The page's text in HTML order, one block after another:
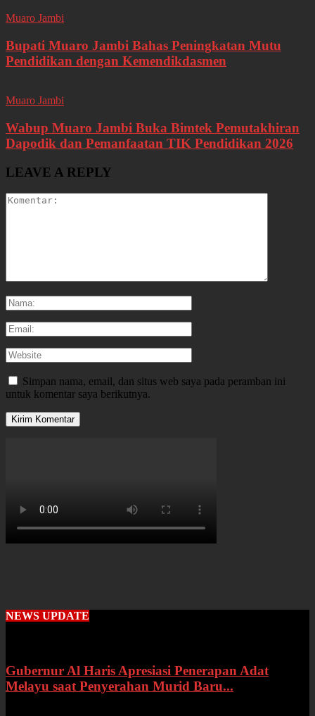
Muaro Jambi
Bupati Muaro Jambi Bahas Peningkatan Mutu
Pendidikan dengan Kemendikdasmen
Muaro Jambi
Wabup Muaro Jambi Buka Bimtek Pemutakhiran
Dapodik dan Pemanfaatan TIK Pendidikan 2026
LEAVE A REPLY
Simpan nama, email, dan situs web saya pada peramban ini
untuk komentar saya berikutnya.
NEWS UPDATE
Gubernur Al Haris Apresiasi Penerapan Adat
Melayu saat Penyerahan Murid Baru...